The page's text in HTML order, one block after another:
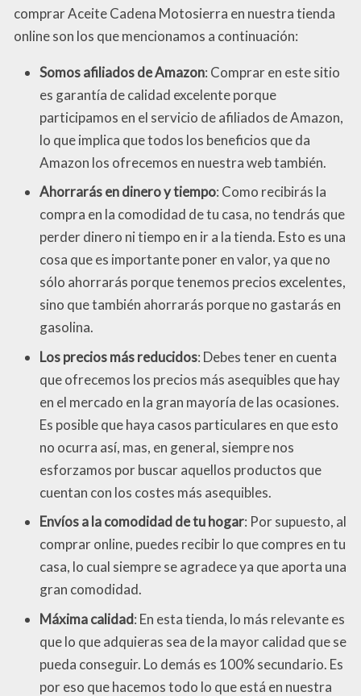
comprar Aceite Cadena Motosierra en nuestra tienda
online son los que mencionamos a continuación:
Somos afiliados de Amazon: Comprar en este sitio
es garantía de calidad excelente porque
participamos en el servicio de afiliados de Amazon,
lo que implica que todos los beneficios que da
Amazon los ofrecemos en nuestra web también.
Ahorrarás en dinero y tiempo: Como recibirás la
compra en la comodidad de tu casa, no tendrás que
perder dinero ni tiempo en ir a la tienda. Esto es una
cosa que es importante poner en valor, ya que no
sólo ahorrarás porque tenemos precios excelentes,
sino que también ahorrarás porque no gastarás en
gasolina.
Los precios más reducidos: Debes tener en cuenta
que ofrecemos los precios más asequibles que hay
en el mercado en la gran mayoría de las ocasiones.
Es posible que haya casos particulares en que esto
no ocurra así, mas, en general, siempre nos
esforzamos por buscar aquellos productos que
cuentan con los costes más asequibles.
Envíos a la comodidad de tu hogar: Por supuesto, al
comprar online, puedes recibir lo que compres en tu
casa, lo cual siempre se agradece ya que aporta una
gran comodidad.
Máxima calidad: En esta tienda, lo más relevante es
que lo que adquieras sea de la mayor calidad que se
pueda conseguir. Lo demás es 100% secundario. Es
por eso que hacemos todo lo que está en nuestra